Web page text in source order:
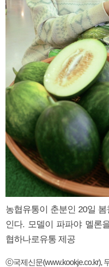
농협유통이 춘분인 20일
인다. 모델이 파파야 멜론
협하나로유통 제공
ⓒ국제신문(www.kookje.co.kr),